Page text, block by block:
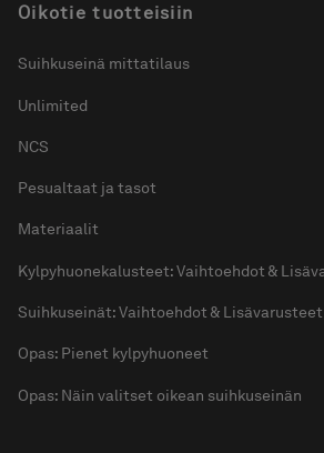
Oikotie tuotteisiin
Suihkuseinä mittatilaus
Unlimited
NCS
Pesualtaat ja tasot
Materiaalit
Kylpyhuonekalusteet: Vaihtoehdot &
Suihkuseinät: Vaihtoehdot & Lisävarusteet
Opas: Pienet kylpyhuoneet
Opas: Näin valitset oikean suihkuseinän